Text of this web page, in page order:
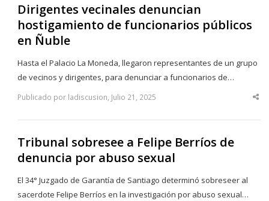
Dirigentes vecinales denuncian
hostigamiento de funcionarios públicos
en Ñuble
Hasta el Palacio La Moneda, llegaron representantes de un grupo
de vecinos y dirigentes, para denunciar a funcionarios de…
Publicado por ladiscusion, Julio 21, 2025
Tribunal sobresee a Felipe Berríos de
denuncia por abuso sexual
El 34° Juzgado de Garantía de Santiago determinó sobreseer al
sacerdote Felipe Berríos en la investigación por abuso sexual…